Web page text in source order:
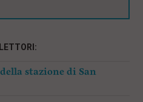
stazione di San